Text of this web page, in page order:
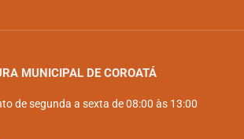
MUNICIPAL DE COROATÁ
de segunda a sexta de 08:00 às 13:00